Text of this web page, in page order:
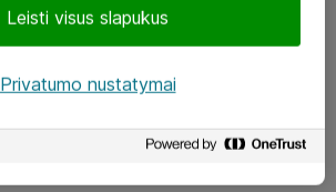
Leisti visus slapukus
Privatumo nustatymai